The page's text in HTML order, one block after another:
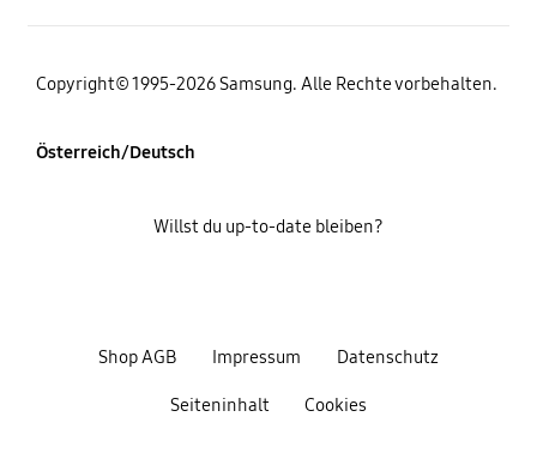
Copyright© 1995-2026 Samsung. Alle Rechte vorbehalten.
Österreich/Deutsch
Shop AGB Impressum Datenschutz
Seiteninhalt Cookies
Willst du up-to-date bleiben?